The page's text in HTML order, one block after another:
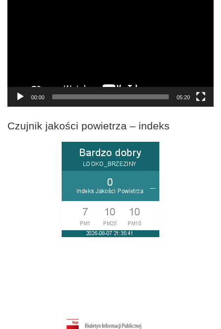
00:00 05:20
Czujnik jakości powietrza – indeks